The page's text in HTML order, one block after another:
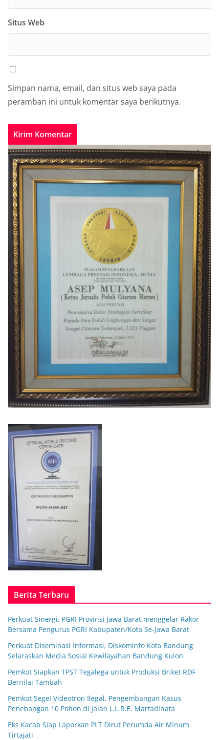
Situs Web
Simpan nama, email, dan situs web saya pada
peramban ini untuk komentar saya berikutnya.
Berita Terbaru
Perkuat Sinergi, PGRI Provinsi Jawa Barat menggelar Rakor
Bersama Pengurus PGRI Kabupaten/Kota Se-Jawa Barat
Perkuat Diseminasi Informasi, Diskominfo Kota Bandung
Selaraskan Media Sosial Kewilayahan Bandung Kulon
Pemkot Siapkan TPST Tegalega untuk Produksi Briket RDF
Bernilai Tambah
Pemkot Segel Videotron Ilegal, Pengembangan Kasus
Penebangan 10 Pohon di Jalan L.L.R.E. Martadinata
Eks Kacab Siap Laporkan PLT Dirut Perumda Air Minum
Tirtajati